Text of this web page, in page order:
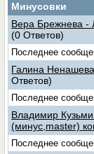
Минусовки
Вера Брежнева -
(0 Ответов)
Последнее
Галина
Ответов)
Последнее
Владимир
(минус,master)
Последнее